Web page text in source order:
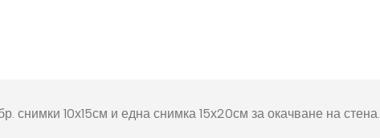
Фото пъзел 120
снимки 10х15см и една снимка 15х20см за окачване на стена.